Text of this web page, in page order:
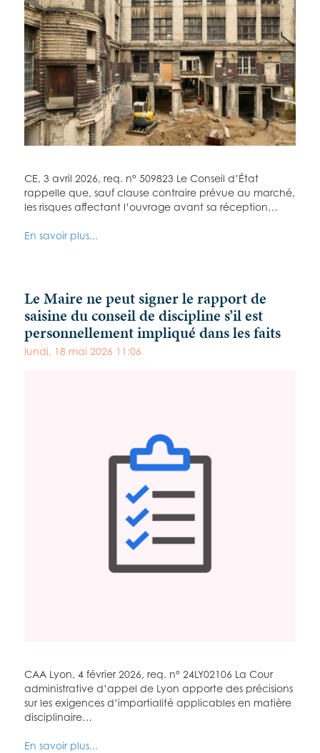
CE, 3 avril 2026, req. n° 509823 Le Conseil d’État
rappelle que, sauf clause contraire prévue au marché,
les risques affectant l’ouvrage avant sa réception…
En savoir plus...
Le Maire ne peut signer le rapport de
saisine du conseil de discipline s’il est
personnellement impliqué dans les faits
lundi, 18 mai 2026 11:06
CAA Lyon, 4 février 2026, req. n° 24LY02106 La Cour
administrative d’appel de Lyon apporte des précisions
sur les exigences d’impartialité applicables en matière
disciplinaire…
En savoir plus...